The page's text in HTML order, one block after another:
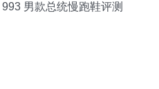
男款总统慢跑鞋评测